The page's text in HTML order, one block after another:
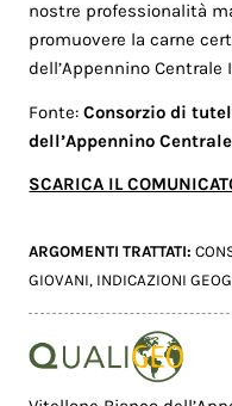
nostre professionalità
promuovere la carne
dell’Appennino Centrale
Fonte:Consorzio di
dell’Appennino
SCARICA IL
ARGOMENTI TRATTATI:
GIOVANI, INDICAZIONI